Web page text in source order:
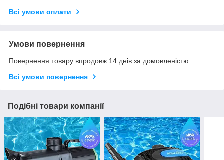
Всі умови оплати
Умови повернення
Повернення товару впродовж 14 днів за домовленістю
Всі умови повернення
Подібні товари компанії